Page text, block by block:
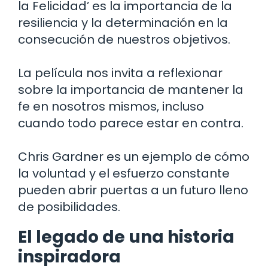
la Felicidad’ es la importancia de la
resiliencia y la determinación en la
consecución de nuestros objetivos.
La película nos invita a reflexionar
sobre la importancia de mantener la
fe en nosotros mismos, incluso
cuando todo parece estar en contra.
Chris Gardner es un ejemplo de cómo
la voluntad y el esfuerzo constante
pueden abrir puertas a un futuro lleno
de posibilidades.
El legado de una historia
inspiradora